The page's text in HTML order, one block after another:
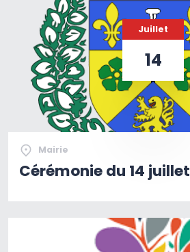
Juillet
14
Mairie
Cérémonie du 14 juillet